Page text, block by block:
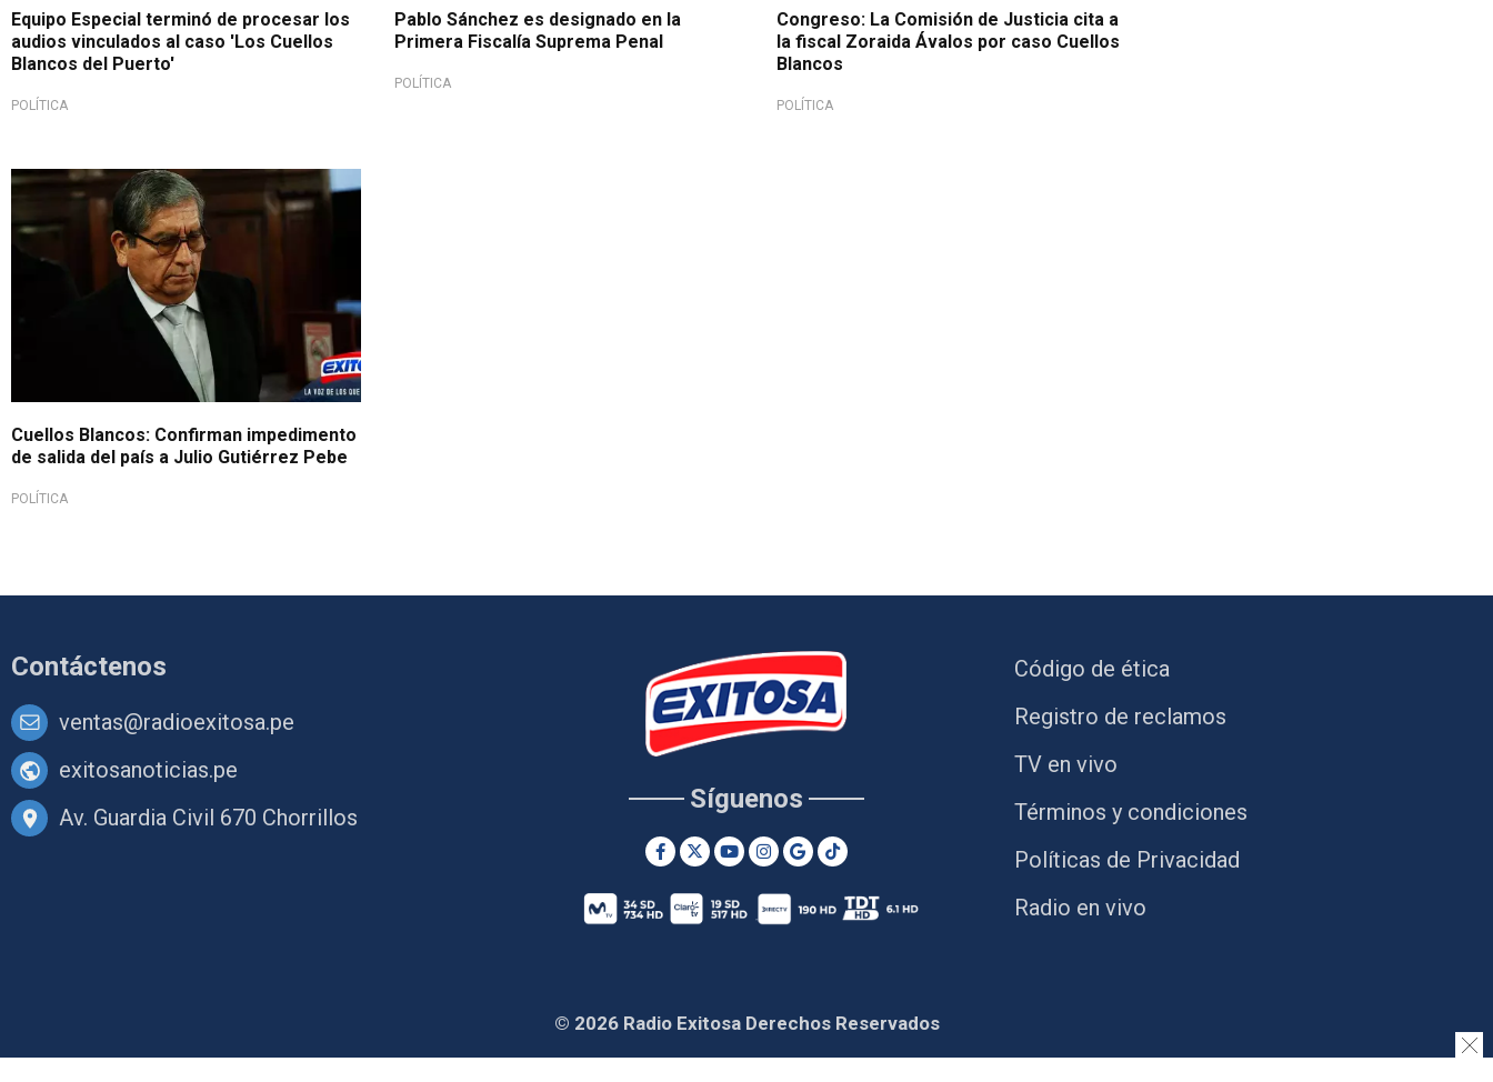
Equipo Especial terminó de procesar los
audios vinculados al caso 'Los Cuellos
Blancos del Puerto'
POLÍTICA
Pablo Sánchez es designado en la
Primera Fiscalía Suprema Penal
POLÍTICA
Congreso: La Comisión de Justicia cita a
la fiscal Zoraida Ávalos por caso Cuellos
Blancos
POLÍTICA
Cuellos Blancos: Confirman impedimento
de salida del país a Julio Gutiérrez Pebe
POLÍTICA
Contáctenos
ventas@radioexitosa.pe
exitosanoticias.pe
Av. Guardia Civil 670 Chorrillos
Síguenos
Código de ética
Registro de reclamos
TV en vivo
Términos y condiciones
Políticas de Privacidad
Radio en vivo
© 2026 Radio Exitosa Derechos Reservados